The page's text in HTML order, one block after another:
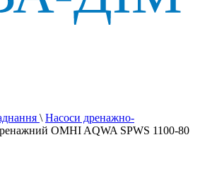
\ Насоси дренажно-
OMHI AQWA SPWS 1100-80